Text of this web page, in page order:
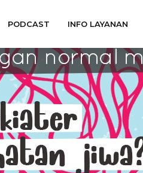
PODCAST INFO LAYANAN